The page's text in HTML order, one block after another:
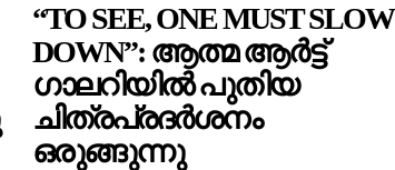
“TO SEE, ONE MUST SLOW
DOWN”: ആത്മ ആർട്ട്
ഗാലറിയിൽ പുതിയ
ചിത്രപ്രദർശനം
ഒരുങ്ങുന്നു